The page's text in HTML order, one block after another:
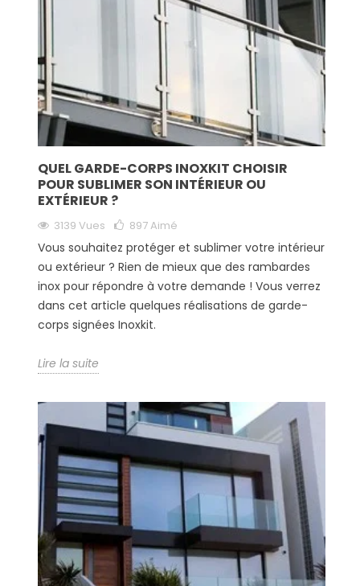
QUEL GARDE-CORPS INOXKIT CHOISIR
POUR SUBLIMER SON INTÉRIEUR OU
EXTÉRIEUR ?
3139 Vues 897Aimé
Vous souhaitez protéger et sublimer votre intérieur
ou extérieur ? Rien de mieux que des rambardes
inox pour répondre à votre demande ! Vous verrez
dans cet article quelques réalisations de garde-
corps signées Inoxkit.
Lire la suite